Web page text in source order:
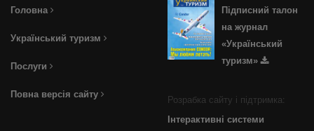
Головна
Український туризм
Послуги
Повна версія сайту
Підписний талон
на журнал
«Український
туризм»
Розрабка сайту і підтримка:
Інтерактивні системи